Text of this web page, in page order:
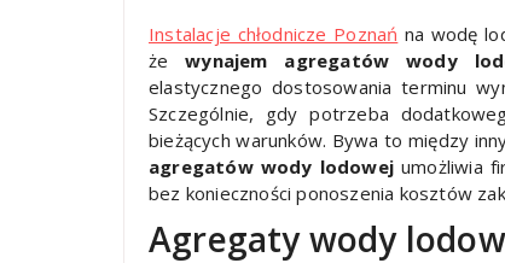
Instalacje chłodnicze Poznań na wodę
żewynajem agregatów wody
elastycznego dostosowania terminu
Szczególnie, gdy potrzeba
bieżących warunków. Bywa to między
agregatów wody lodowej umożliwia
bez konieczności ponoszenia kosztów
Agregaty wody